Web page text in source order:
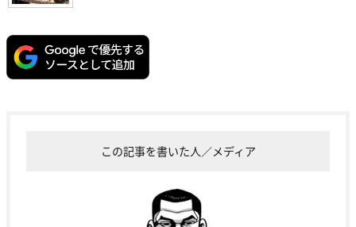
この記事を書いた人／メディア